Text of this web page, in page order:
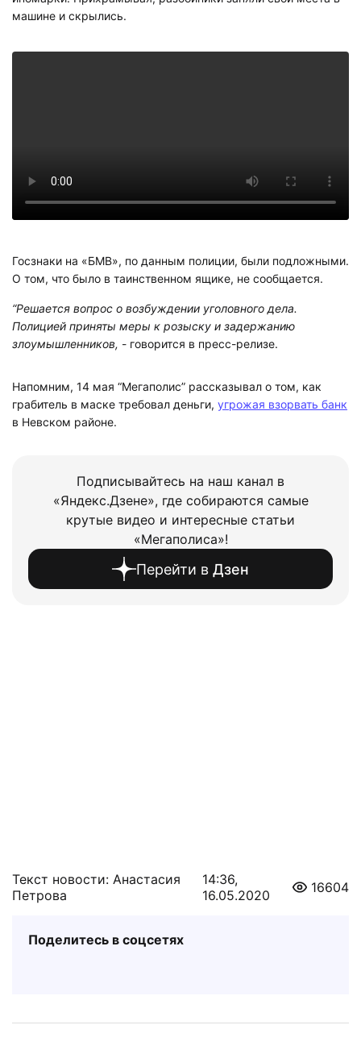
машине и скрылись.
Госзнаки на «БМВ», по данным полиции, были подложными.
О том, что было в таинственном ящике, не сообщается.
“Решается вопрос о возбуждении уголовного дела.
Полицией приняты меры к розыску и задержанию
злоумышленников, - говорится в пресс-релизе.
Напомним, 14 мая “Мегаполис” рассказывал о том, как
грабитель в маске требовал деньги, угрожая взорвать банк
в Невском районе.
Подписывайтесь на наш канал в
«Яндекс.Дзене», где собираются самые
крутые видео и интересные статьи
«Мегаполиса»!
Перейти в Дзен
Текст новости: Анастасия
Петрова
14:36,
16.05.2020
16604
Поделитесь в соцсетях